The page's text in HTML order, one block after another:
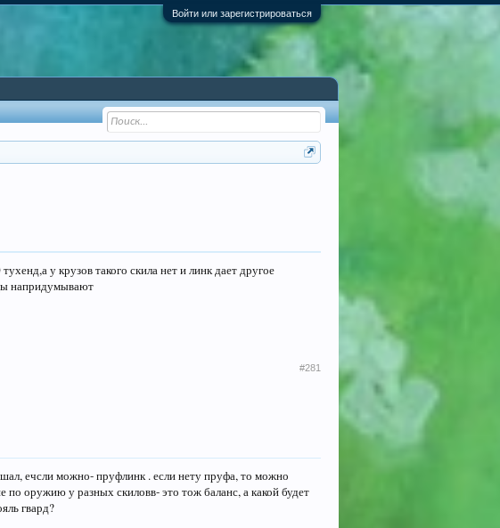
Войти или зарегистрироваться
у крузов такого скила нет и линк дает другое
напридумывают
#281
ечсли можно- пруфлинк . если нету пруфа, то можно
по оружию у разных скиловв- это тож баланс, а какой будет
гвард?